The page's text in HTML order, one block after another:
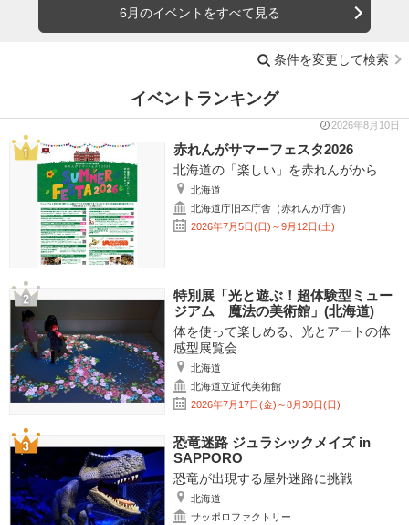
6月のイベントをすべて見る
条件を変更して検索
イベントランキング
2026年8月10日
赤れんがサマーフェスタ2026
北海道の「楽しい」を赤れんがから
北海道
北海道庁旧本庁舎（赤れんが庁舎）
2026年7月5日(日)～9月12日(土)
特別展「光と遊ぶ！超体験型ミュー
ジアム 魔法の美術館」(北海道)
体を使って楽しめる、光とアートの体
感型展覧会
北海道
北海道立近代美術館
2026年7月17日(金)～8月30日(日)
恐竜迷路 ジュラシックメイズ in
SAPPORO
恐竜が出現する屋外迷路に挑戦
北海道
サッポロファクトリー